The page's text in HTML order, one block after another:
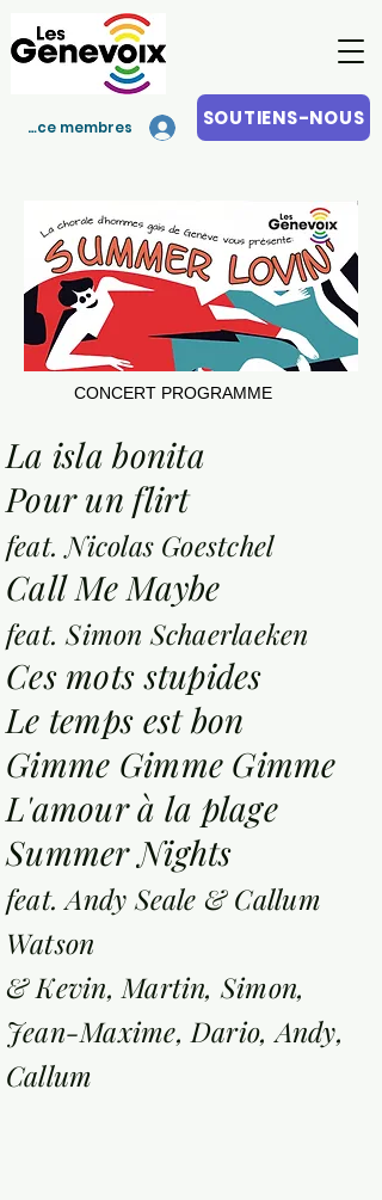
Espace membres SOUTIENS-NOUS
CONCERT PROGRAMME
La isla bonita
Pour un flirt
feat. Nicolas Goestchel
Call Me Maybe
feat. Simon Schaerlaeken
Ces mots stupides
Le temps est bon
Gimme Gimme Gimme
L'amour à la plage
Summer Nights
feat. Andy Seale & Callum
Watson
& Kevin, Martin, Simon,
Jean-Maxime, Dario, Andy,
Callum